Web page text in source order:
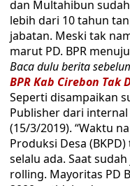
dan Multahibun
lebih dari 10 tahun
jabatan. Meski tak
marut PD. BPR
Baca dulu berita
BPR Kab Cirebon Tak
Seperti disampaikan
Publisher dari internal
(15/3/2019). “Waktu
Produksi Desa
selalu ada. Saat
rolling. Mayoritas PD